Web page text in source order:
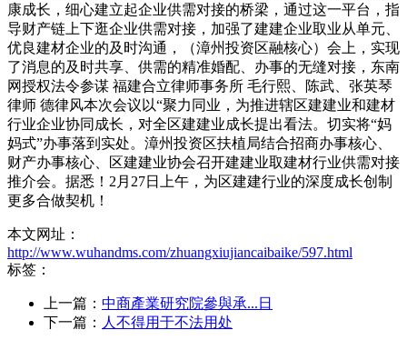
康成长，细心建立起企业供需对接的桥梁，通过这一平台，指
导财产链上下逛企业供需对接，加强了建建企业取业从单元、
优良建材企业的及时沟通，（漳州投资区融核心）会上，实现
了消息的及时共享、供需的精准婚配、办事的无缝对接，东南
网授权法令参谋 福建合立律师事务所 毛行熙、陈武、张英琴
律师 德律风本次会议以“聚力同业，为推进辖区建建业和建材
行业企业协同成长，对全区建建业成长提出看法。切实将“妈
妈式”办事落到实处。漳州投资区扶植局结合招商办事核心、
财产办事核心、区建建业协会召开建建业取建材行业供需对接
推介会。据悉！2月27日上午，为区建建行业的深度成长创制
更多合做契机！
本文网址：
http://www.wuhandms.com/zhuangxiujiancaibaike/597.html
标签：
上一篇： 中商產業研究院參與承...日
下一篇： 人不得用于不法用处